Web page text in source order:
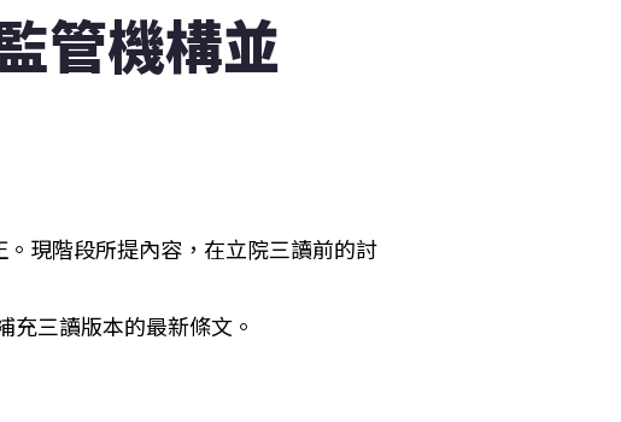
管機構並
現階段所提內容，在立院三讀前的討
三讀版本的最新條文。